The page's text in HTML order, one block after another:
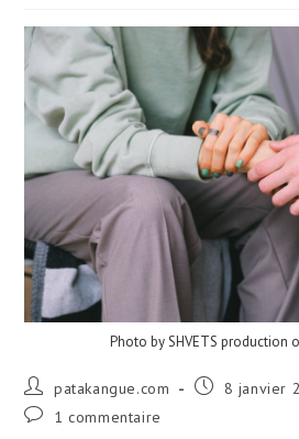
Photo by SHVETS production
Auteur/autrice
de
la
patakangue.com
Publication
8 janvier
Commentaires
1 commentaire